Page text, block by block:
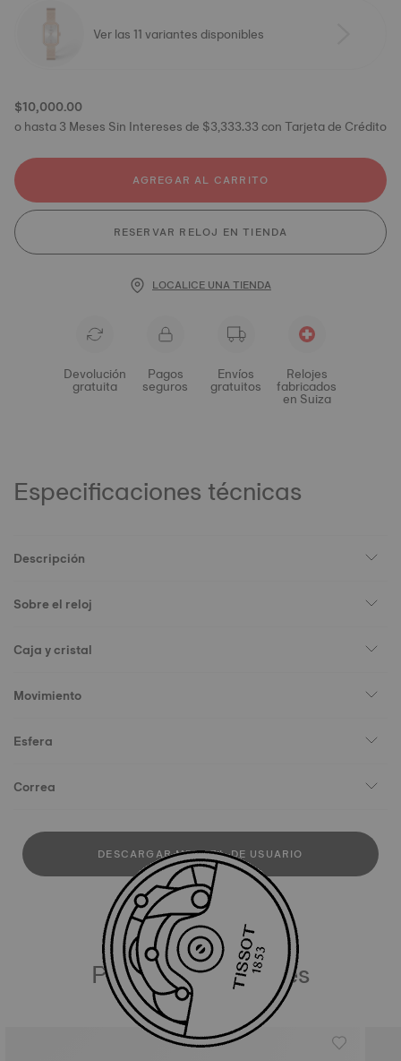
Ver las 11 variantes disponibles
$10,000.00
o hasta 3 Meses Sin Intereses de $3,333.33 con Tarjeta de Crédito
AGREGAR AL CARRITO
RESERVAR RELOJ EN TIENDA
LOCALICE UNA TIENDA
Devolución
gratuita
Pagos
seguros
Envíos
gratuitos
Relojes
fabricados
en Suiza
Especificaciones técnicas
Descripción
Sobre el reloj
Caja y cristal
Movimiento
Esfera
Correa
DESCARGAR MANUAL DE USUARIO
Productos similares